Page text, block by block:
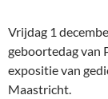
Vrijdag 1
geboortedag van
expositie van
Maastricht.